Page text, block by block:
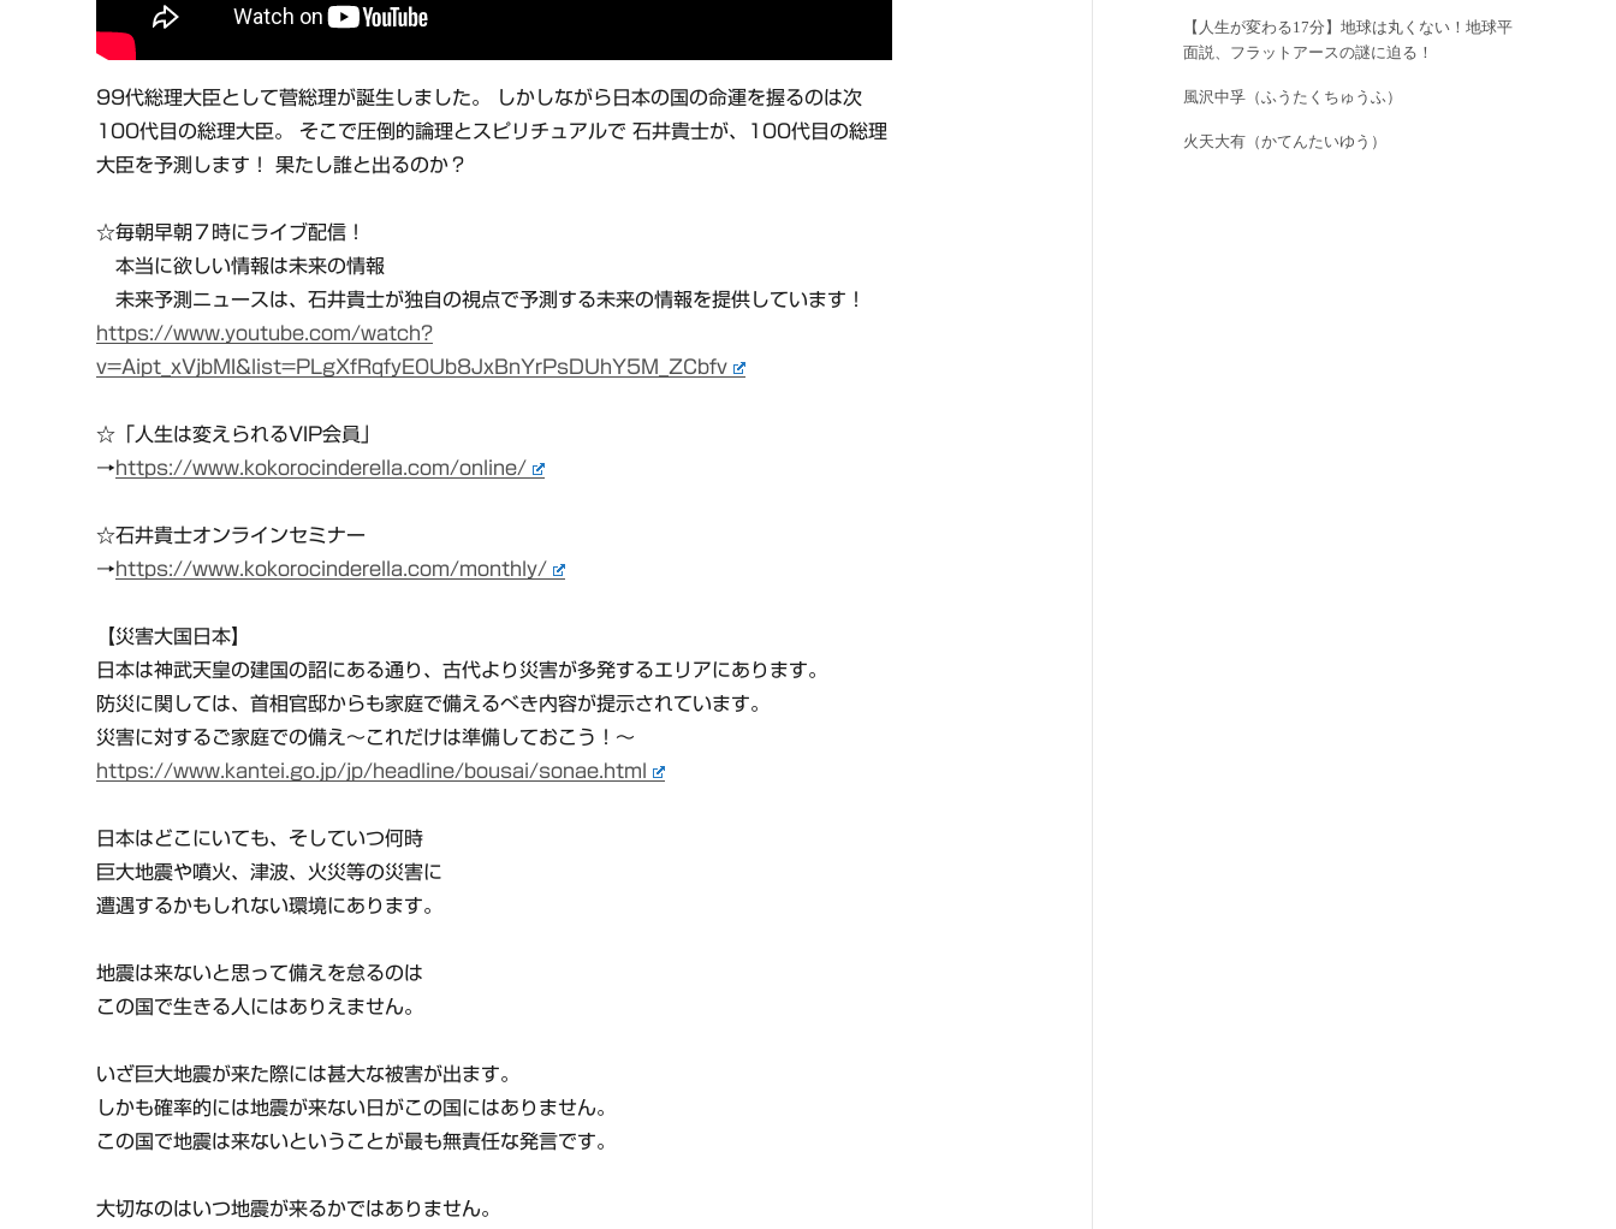
99代総理大臣として菅総理が誕生しました。 しかしながら日本の国の命運を握るのは次
100代目の総理大臣。 そこで圧倒的論理とスピリチュアルで 石井貴士が、100代目の総理
大臣を予測します！ 果たし誰と出るのか？
☆毎朝早朝７時にライブ配信！
本当に欲しい情報は未来の情報
未来予測ニュースは、石井貴士が独自の視点で予測する未来の情報を提供しています！
https://www.youtube.com/watch?
v=Aipt_xVjbMI&list=PLgXfRqfyE0Ub8JxBnYrPsDUhY5M_ZCbfv
☆「人生は変えられるVIP会員」
→https://www.kokorocinderella.com/online/
☆石井貴士オンラインセミナー
→https://www.kokorocinderella.com/monthly/
【災害大国日本】
日本は神武天皇の建国の詔にある通り、古代より災害が多発するエリアにあります。
防災に関しては、首相官邸からも家庭で備えるべき内容が提示されています。
災害に対するご家庭での備え～これだけは準備しておこう！～
https://www.kantei.go.jp/jp/headline/bousai/sonae.html
日本はどこにいても、そしていつ何時
巨大地震や噴火、津波、火災等の災害に
遭遇するかもしれない環境にあります。
地震は来ないと思って備えを怠るのは
この国で生きる人にはありえません。
いざ巨大地震が来た際には甚大な被害が出ます。
しかも確率的には地震が来ない日がこの国にはありません。
この国で地震は来ないということが最も無責任な発言です。
大切なのはいつ地震が来るかではありません。
【人生が変わる17分】地球は丸くない！地球平
面説、フラットアースの謎に迫る！
風沢中孚（ふうたくちゅうふ）
火天大有（かてんたいゆう）